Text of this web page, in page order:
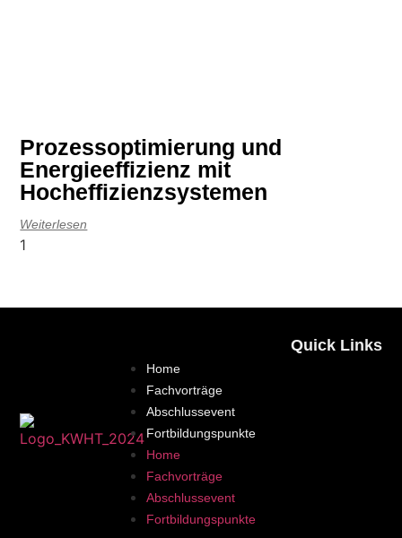
Prozessoptimierung und
Energieeffizienz mit
Hocheffizienzsystemen
Weiterlesen
Quick Links
Home
Fachvorträge
Abschlussevent
Fortbildungspunkte
Home
Fachvorträge
Abschlussevent
Fortbildungspunkte